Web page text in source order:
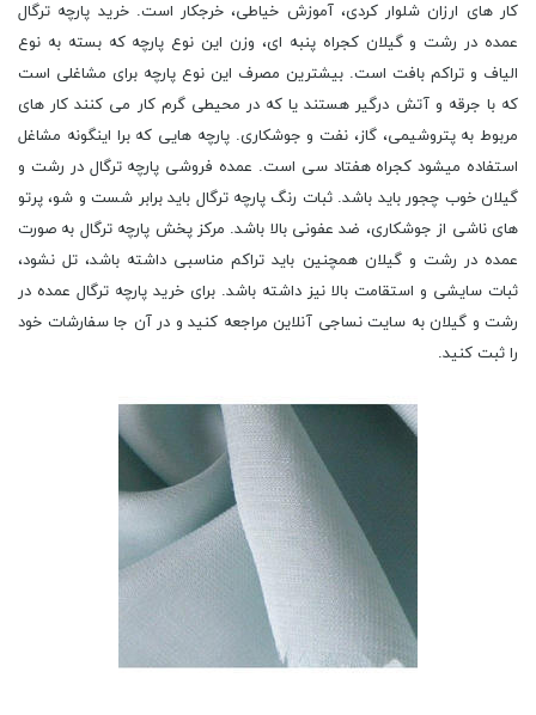
کار های ارزان شلوار کردی، آموزش خیاطی، خرجکار است. خرید پارچه ترگال
عمده در رشت و گیلان کجراه پنبه ای، وزن این نوع پارچه که بسته به نوع
الیاف و تراکم بافت است. بیشترین مصرف این نوع پارچه برای مشاغلی است
که با جرقه و آتش درگیر هستند یا که در محیطی گرم کار می کنند کار های
مربوط به پتروشیمی، گاز، نفت و جوشکاری. پارچه هایی که برا اینگونه مشاغل
استفاده میشود کجراه هفتاد سی است. عمده فروشی پارچه ترگال در رشت و
گیلان خوب چجور باید باشد. ثبات رنگ پارچه ترگال باید برابر شست و شو، پرتو
های ناشی از جوشکاری، ضد عفونی بالا باشد. مرکز پخش پارچه ترگال به صورت
عمده در رشت و گیلان همچنین باید تراکم مناسبی داشته باشد، تل نشود،
ثبات سایشی و استقامت بالا نیز داشته باشد. برای خرید پارچه ترگال عمده در
رشت و گیلان به سایت نساجی آنلاین مراجعه کنید و در آن جا سفارشات خود
را ثبت کنید.